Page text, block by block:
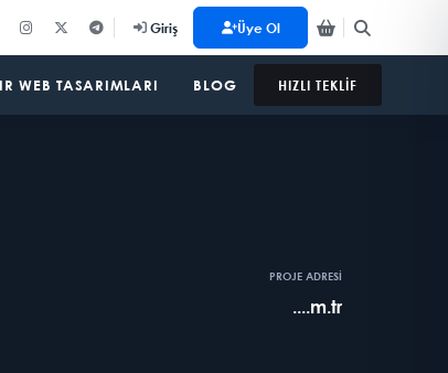
Giriş Üye Ol
WEB TASARIMLARI BLOG HIZLI TEKLİF
PROJE ADRESİ
....m.tr